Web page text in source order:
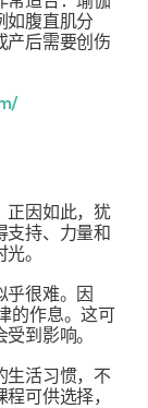
如腹直肌分
产后需要创伤
正因如此，犹
支持、力量和
。
乎很难。因
的作息。这可
到影响。
生活习惯，不
可供选择，